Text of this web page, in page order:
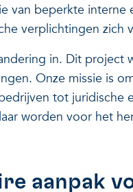
van beperkte
verplichtingen zich
in. Dit
Onze missie is
tot
worden voor het
aanpak